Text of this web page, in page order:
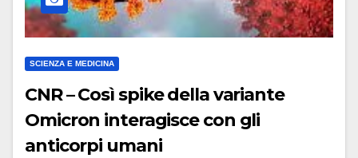
SCIENZA E MEDICINA
CNR – Così spike della variante
Omicron interagisce con gli
anticorpi umani